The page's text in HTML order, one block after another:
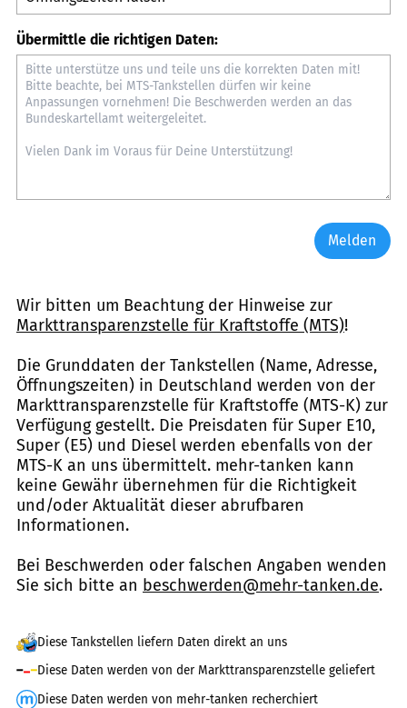
Übermittle die richtigen Daten:
Melden
Wir bitten um Beachtung der Hinweise zur
Markttransparenzstelle für Kraftstoffe (MTS)!
Die Grunddaten der Tankstellen (Name, Adresse,
Öffnungszeiten) in Deutschland werden von der
Markttransparenzstelle für Kraftstoffe (MTS-K) zur
Verfügung gestellt. Die Preisdaten für Super E10,
Super (E5) und Diesel werden ebenfalls von der
MTS-K an uns übermittelt. mehr-tanken kann
keine Gewähr übernehmen für die Richtigkeit
und/oder Aktualität dieser abrufbaren
Informationen.
Bei Beschwerden oder falschen Angaben wenden
Sie sich bitte an beschwerden@mehr-tanken.de.
Diese Tankstellen liefern Daten direkt an uns
Diese Daten werden von der Markttransparenzstelle geliefert
Diese Daten werden von mehr-tanken recherchiert